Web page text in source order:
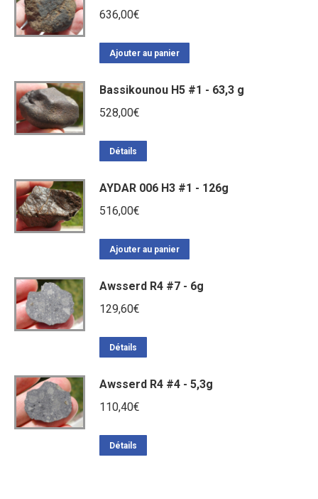
636,00€
Ajouter au panier
Bassikounou H5 #1 - 63,3 g
528,00€
Détails
AYDAR 006 H3 #1 - 126g
516,00€
Ajouter au panier
Awsserd R4 #7 - 6g
129,60€
Détails
Awsserd R4 #4 - 5,3g
110,40€
Détails